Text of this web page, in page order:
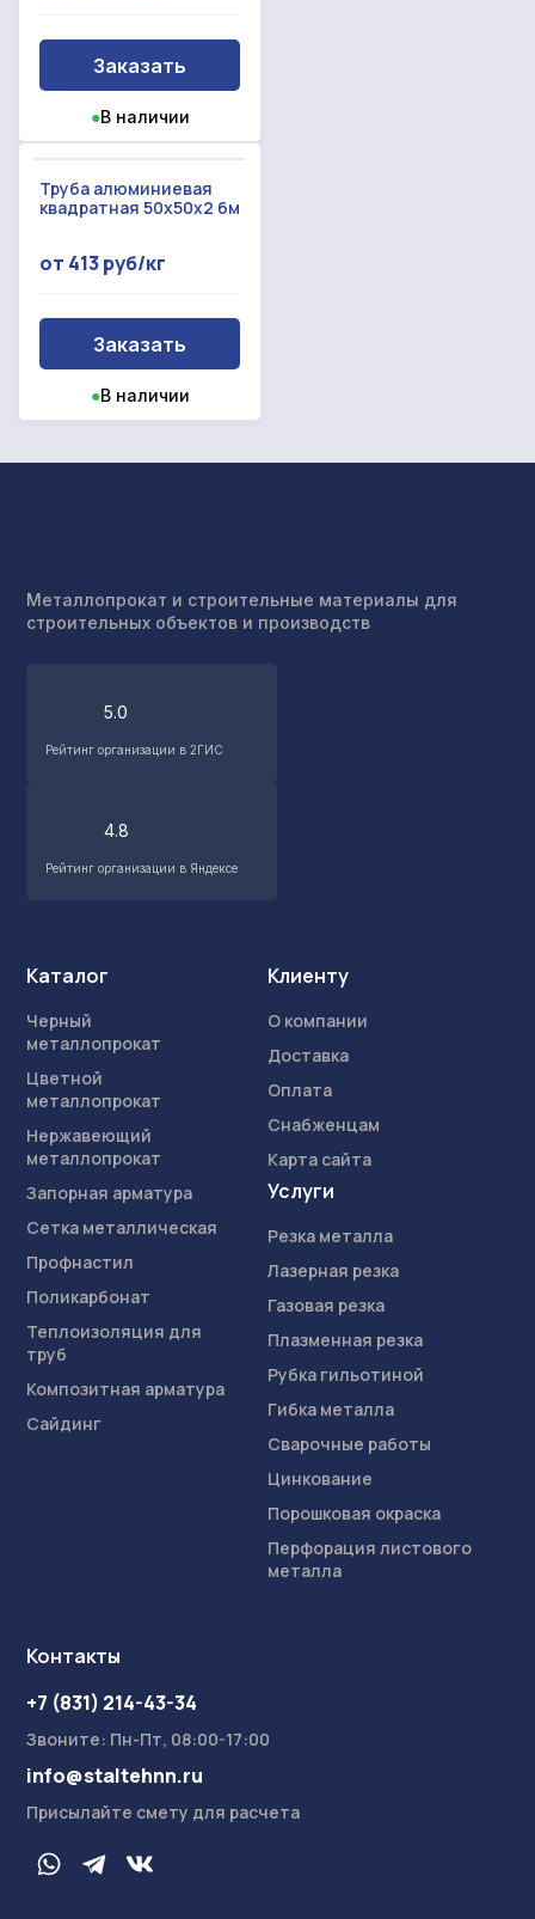
Заказать
●В наличии
Труба алюминиевая
квадратная 50x50x2 6м
от 413 руб/кг
Заказать
●В наличии
Металлопрокат и строительные материалы для
строительных объектов и производств
5.0
Рейтинг организации в 2ГИС
4.8
Рейтинг организации в Яндексе
Каталог
Черный
металлопрокат
Цветной
металлопрокат
Нержавеющий
металлопрокат
Запорная арматура
Сетка металлическая
Профнастил
Поликарбонат
Теплоизоляция для
труб
Композитная арматура
Сайдинг
Клиенту
О компании
Доставка
Оплата
Снабженцам
Карта сайта
Услуги
Резка металла
Лазерная резка
Газовая резка
Плазменная резка
Рубка гильотиной
Гибка металла
Сварочные работы
Цинкование
Порошковая окраска
Перфорация листового
металла
Контакты
+7 (831) 214-43-34
Звоните: Пн-Пт, 08:00-17:00
info@staltehnn.ru
Присылайте смету для расчета